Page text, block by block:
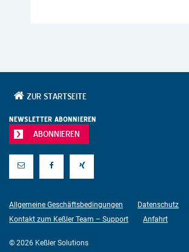
ZUR STARTSEITE
NEWSLETTER ABONNIEREN
ABONNIEREN
Allgemeine Geschäftsbedingungen Datenschutz
Kontakt zum Keßler Team – Support
Anfahrt
© 2026 Keßler Solutions